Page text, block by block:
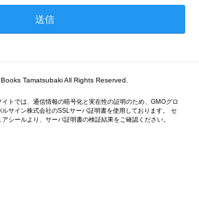
Tamatsubaki All Rights Reserved.
イトでは、通信情報の暗号化と実在性の証明のため、GMOグロ
ルサイン株式会社のSSLサーバ証明書を使用しております。 セ
アシールより、サーバ証明書の検証結果をご確認ください。